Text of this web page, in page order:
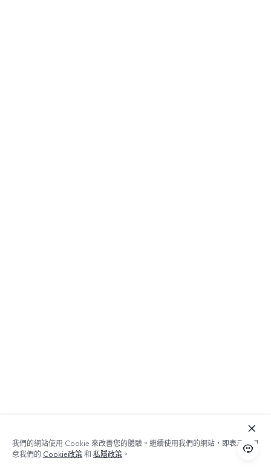
我們的網站使用 Cookie 來改善您的體驗。繼續使用我們的網站，即表示您同
意我們的 Cookie政策和 私隱政策 。